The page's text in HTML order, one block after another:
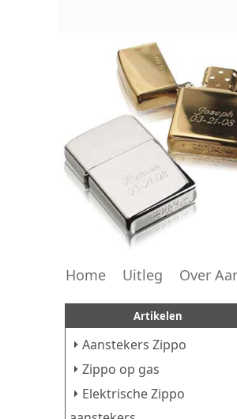
Home Uitleg Over
Artikelen
Aanstekers Zippo
Zippo op gas
Elektrische Zippo